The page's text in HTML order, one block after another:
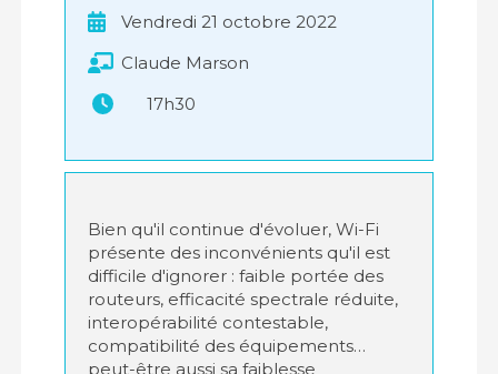
Vendredi 21 octobre 2022
Claude Marson
17h30
Bien qu'il continue d'évoluer, Wi-Fi
présente des inconvénients qu'il est
difficile d'ignorer : faible portée des
routeurs, efficacité spectrale réduite,
interopérabilité contestable,
compatibilité des équipements…
peut-être aussi sa faiblesse